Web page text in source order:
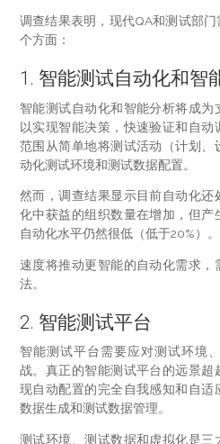
调查结果表明，现代QA和测试部
个方面：
1. 智能测试自动化和智
智能测试自动化和智能分析将成
以实现智能决策，快速验证和自
范围从简单地将测试活动（计划、
动化测试环境和测试数据配置。
然而，调查结果显示目前自动化还
化中获益的组织数量在增加，但
自动化水平仍然很低（低于20%）。
速度将推动更智能的自动化需求
法。
2. 智能测试平台
智能测试平台需要应对测试环境
战。真正的智能测试平台的远景超
现自动配置的完全自我感知和自
数据生成和测试数据管理。
测试环境、测试数据和虚拟化是